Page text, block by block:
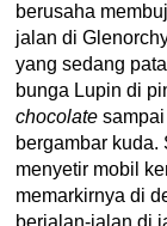
berusaha
jalan di
yang sedang
bunga Lupin di
chocolate
bergambar kuda.
menyetir mobil
memarkirnya di